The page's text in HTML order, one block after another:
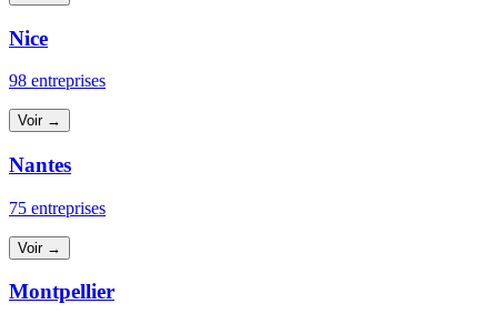
Nice
98 entreprises
Voir →
Nantes
75 entreprises
Voir →
Montpellier